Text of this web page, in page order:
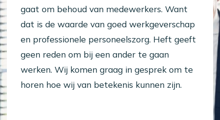
gaat om behoud van medewerkers. Want
dat is de waarde van goed werkgeverschap
en professionele personeelszorg. Heft geeft
geen reden om bij een ander te gaan
werken. Wij komen graag in gesprek om te
horen hoe wij van betekenis kunnen zijn.